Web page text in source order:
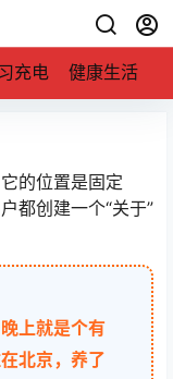
充电 健康生活
的位置是固定
都创建一个“关于”
上就是个有
北京，养了